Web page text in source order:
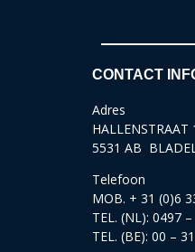
CONTACT
Adres
HALLENSTRAAT
5531 AB
Telefoon
MOB. + 31 (0)6
TEL. (NL): 0497
TEL. (BE): 00 –